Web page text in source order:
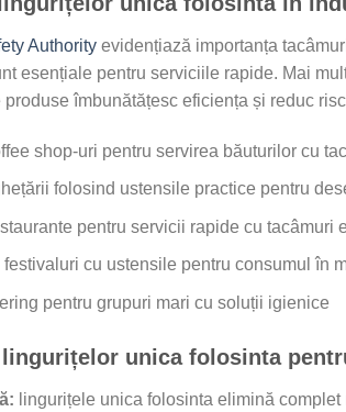
Authority evidențiază importanța
esențiale pentru serviciile rapide. Mai
îmbunătățesc eficiența și reduc
shop-uri pentru servirea băuturilor cu
folosind ustensile practice pentru
pentru servicii rapide cu tacâmuri
festivaluri cu ustensile pentru consumul în
pentru grupuri mari cu soluții igienice
unica folosinta
lingurițele unica folosinta elimină